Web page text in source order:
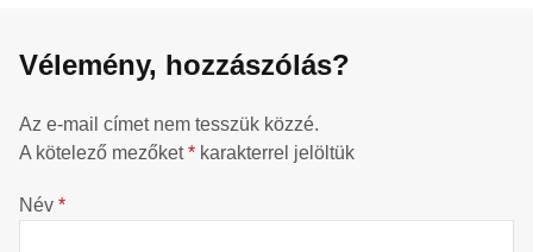
Vélemény, hozzászólás?
Az e-mail címet nem tesszük közzé.
A kötelező mezőket* karakterrel jelöltük
Név *